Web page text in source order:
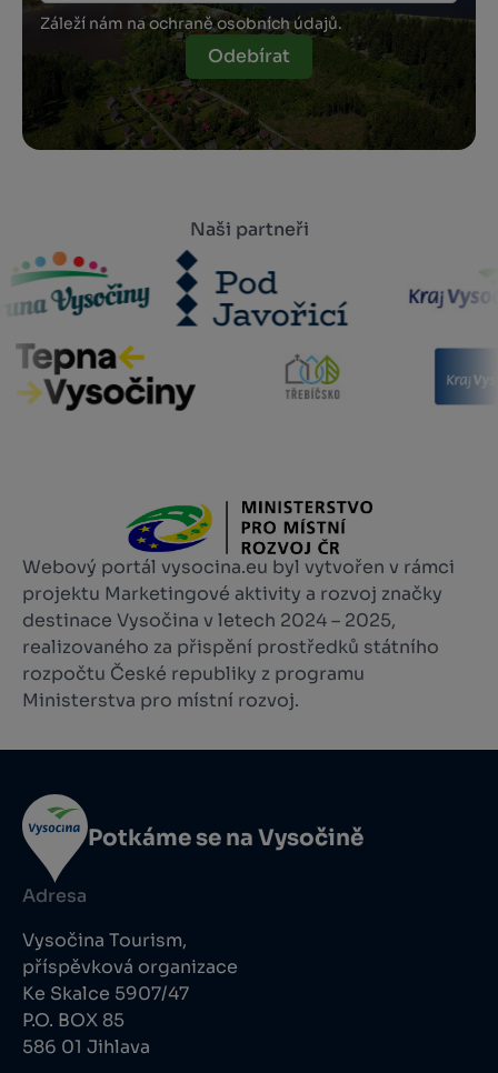
Záleží nám na ochraně osobních údajů.
Odebírat
Naši partneři
Webový portál vysocina.eu byl vytvořen v rámci
projektu Marketingové aktivity a rozvoj značky
destinace Vysočina v letech 2024 – 2025,
realizovaného za přispění prostředků státního
rozpočtu České republiky z programu
Ministerstva pro místní rozvoj.
Potkáme se na Vysočině
Adresa
Vysočina Tourism,
příspěvková organizace
Ke Skalce 5907/47
P.O. BOX 85
586 01 Jihlava